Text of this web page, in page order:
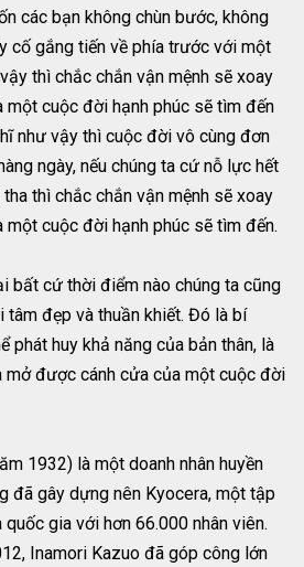
các bạn không chùn bước, không
cố gắng tiến về phía trước với một
thì chắc chắn vận mệnh sẽ xoay
một cuộc đời hạnh phúc sẽ tìm đến
như vậy thì cuộc đời vô cùng đơn
ngày, nếu chúng ta cứ nỗ lực hết
thì chắc chắn vận mệnh sẽ xoay
cuộc đời hạnh phúc sẽ tìm đến.
bất cứ thời điểm nào chúng ta cũng
đẹp và thuần khiết. Đó là bí
phát huy khả năng của bản thân, là
mở được cánh cửa của một cuộc đời
1932) là một doanh nhân huyền
đã gây dựng nên Kyocera, một tập
gia với hơn 66.000 nhân viên.
Inamori Kazuo đã góp công lớn